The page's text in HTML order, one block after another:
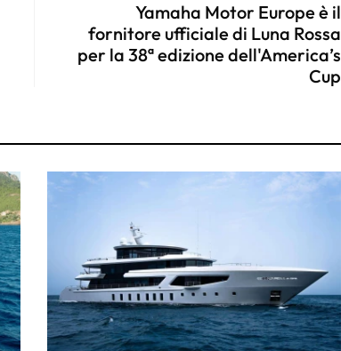
Yamaha Motor Europe è il
fornitore ufficiale di Luna Rossa
per la 38ª edizione dell'America’s
Cup